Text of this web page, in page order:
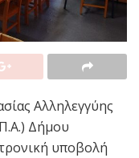
Αλληλεγγύης
Δήμου
υποβολή